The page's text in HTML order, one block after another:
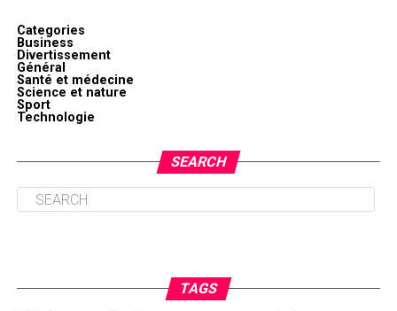
Categories
Business
Divertissement
Général
Santé et médecine
Science et nature
Sport
Technologie
SEARCH
TAGS